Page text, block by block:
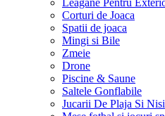
Leagane Pentru
Corturi de Joaca
Spatii de joaca
Mingi si Bile
Zmeie
Drone
Piscine & Saune
Saltele Gonflabile
Jucarii De Plaja Si